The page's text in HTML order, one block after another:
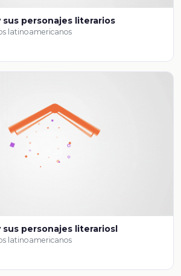
sus personajes literarios
latinoamericanos
sus personajes literariosl
latinoamericanos